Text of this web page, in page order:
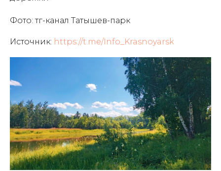
Фото: тг-канал Татышев-парк
Источник: https://t.me/Info_Krasnoyarsk